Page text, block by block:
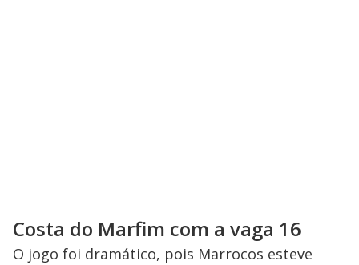
Costa do Marfim com a vaga 16
O jogo foi dramático, pois Marrocos esteve